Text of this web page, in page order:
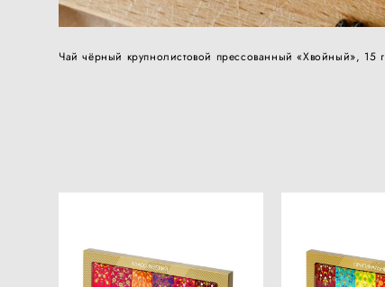
Чай чёрный крупнолистовой прессованный «Хвойный», 15 г